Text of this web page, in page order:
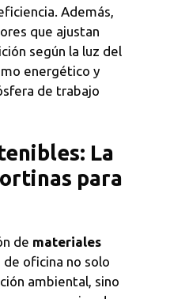
Además,
que ajustan
según la luz del
energético y
de trabajo
La
para
de materiales
de oficina no solo
ambiental, sino